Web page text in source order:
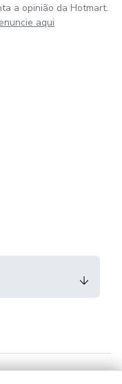
a opinião da Hotmart.
aqui